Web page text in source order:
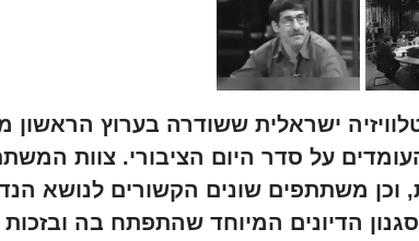
העומדים על סדר היום הציבורי. צוות
וכן משתתפים שונים הקשורים לנושא
סגנון הדיונים המיוחד שהתפתח בה